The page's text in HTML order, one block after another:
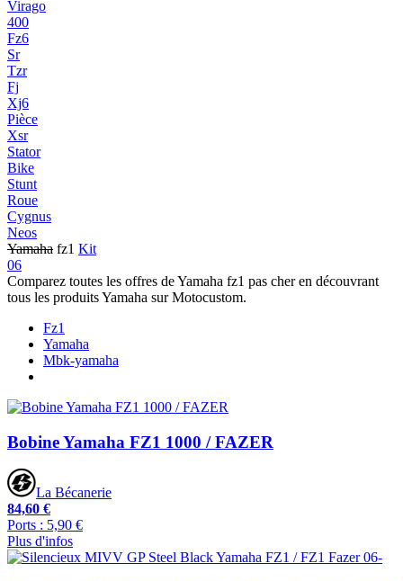
Virago
400
Fz6
Sr
Tzr
Fj
Xj6
Pièce
Xsr
Stator
Bike
Stunt
Roue
Cygnus
Neos
Yamaha fz1 Kit
06
Comparez toutes les offres de Yamaha fz1 pas cher en découvrant
tous les produits Yamaha sur Motocustom.
Fz1
Yamaha
Mbk-yamaha
Bobine Yamaha FZ1 1000 / FAZER
La Bécanerie
84,60 €
Ports : 5,90 €
Plus d'infos